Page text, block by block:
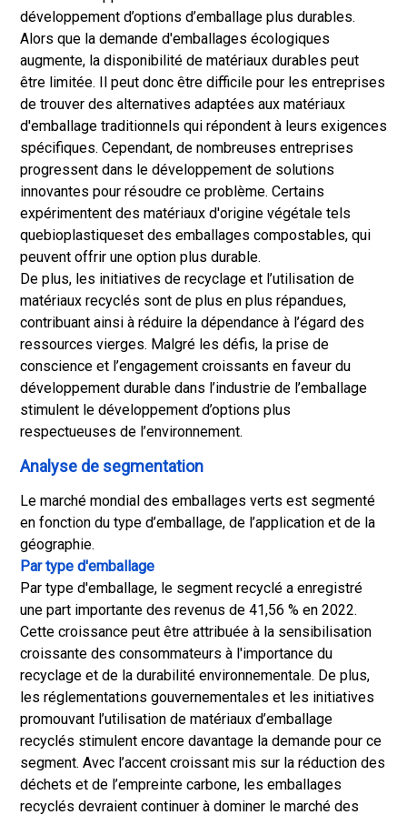
développement d’options d’emballage plus durables.
Alors que la demande d'emballages écologiques
augmente, la disponibilité de matériaux durables peut
être limitée. Il peut donc être difficile pour les entreprises
de trouver des alternatives adaptées aux matériaux
d'emballage traditionnels qui répondent à leurs exigences
spécifiques. Cependant, de nombreuses entreprises
progressent dans le développement de solutions
innovantes pour résoudre ce problème. Certains
expérimentent des matériaux d'origine végétale tels
quebioplastiqueset des emballages compostables, qui
peuvent offrir une option plus durable.
De plus, les initiatives de recyclage et l’utilisation de
matériaux recyclés sont de plus en plus répandues,
contribuant ainsi à réduire la dépendance à l’égard des
ressources vierges. Malgré les défis, la prise de
conscience et l’engagement croissants en faveur du
développement durable dans l’industrie de l’emballage
stimulent le développement d’options plus
respectueuses de l’environnement.
Analyse de segmentation
Le marché mondial des emballages verts est segmenté
en fonction du type d’emballage, de l’application et de la
géographie.
Par type d'emballage
Par type d'emballage, le segment recyclé a enregistré
une part importante des revenus de 41,56 % en 2022.
Cette croissance peut être attribuée à la sensibilisation
croissante des consommateurs à l'importance du
recyclage et de la durabilité environnementale. De plus,
les réglementations gouvernementales et les initiatives
promouvant l’utilisation de matériaux d’emballage
recyclés stimulent encore davantage la demande pour ce
segment. Avec l’accent croissant mis sur la réduction des
déchets et de l’empreinte carbone, les emballages
recyclés devraient continuer à dominer le marché des